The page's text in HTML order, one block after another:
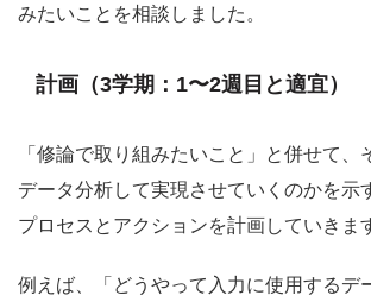
みたいことを相談しました。
計画（3学期：1〜2週目と適宜）
「修論で取り組みたいこと」と併せて、
データ分析して実現させていくのかを示
プロセスとアクションを計画していきま
例えば、「どうやって入力に使用するデ